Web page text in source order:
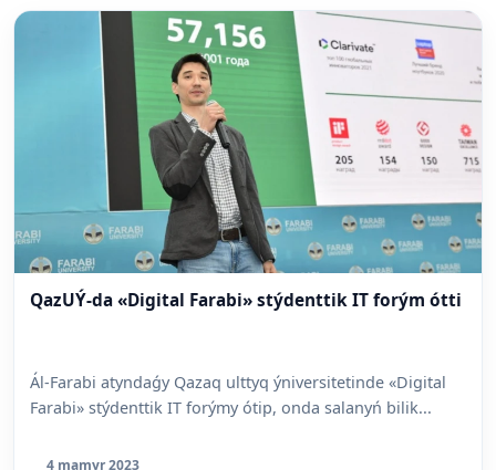
QazUÝ-da «Digital Farabi» stýdenttik IT forým ótti
Ál-Farabi atyndaǵy Qazaq ulttyq ýniversitetinde «Digital
Farabi» stýdenttik IT forýmy ótip, onda salanyń bilik...
4 mamyr 2023